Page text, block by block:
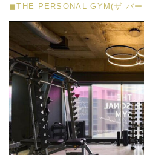
◼︎THE PERSONAL GYM(ザ パー